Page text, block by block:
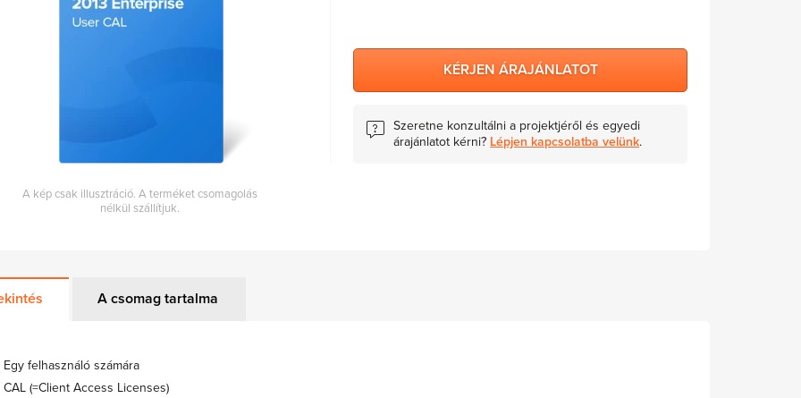
A kép csak illusztráció. A terméket csomagolás
nélkül szállítjuk.
KÉRJEN ÁRAJÁNLATOT
Szeretne konzultálni a projektjéről és egyedi
árajánlatot kérni? Lépjen kapcsolatba velünk.
A csomag tartalma
Egy felhasználó számára
CAL (=Client Access Licenses)